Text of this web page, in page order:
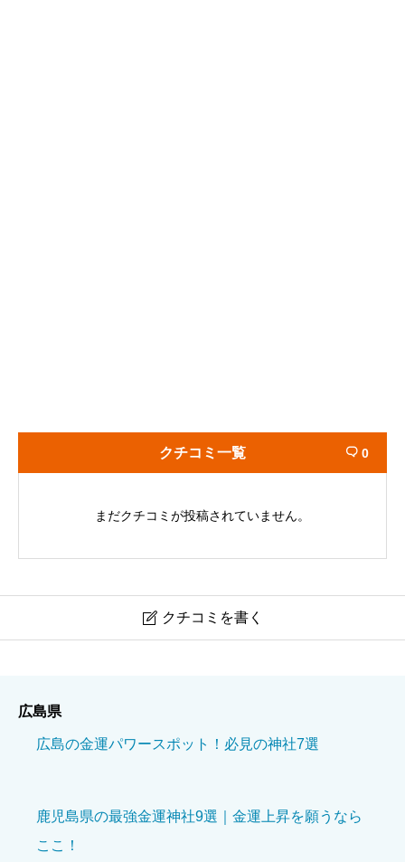
クチコミ一覧  0
まだクチコミが投稿されていません。
 クチコミを書く
広島県
広島の金運パワースポット！必見の神社7選
鹿児島県の最強金運神社9選｜金運上昇を願うなら
ここ！